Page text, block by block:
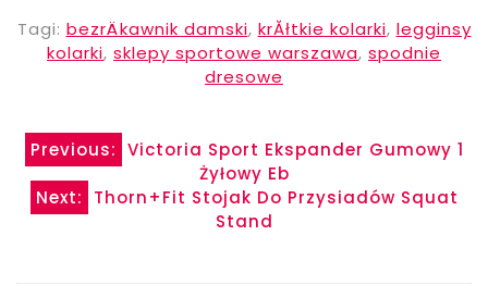
Tagi: bezrÄkawnik damski, krĂłtkie kolarki, legginsy
kolarki, sklepy sportowe warszawa, spodnie
dresowe
Nawigacja
wpisu
Previous: Victoria Sport Ekspander Gumowy 1
Żyłowy Eb
Next:
Thorn+Fit Stojak Do Przysiadów Squat
Stand